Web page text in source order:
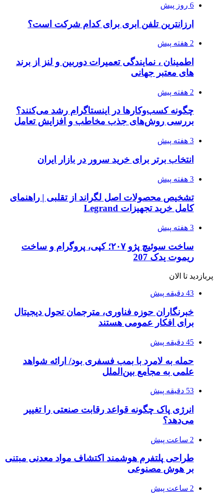
6 روز پیش
ارزانترین تلفن ابری برای کدام شرکت است؟
2 هفته پیش
اطمینان ، نمایندگی تعمیرات دوربین و لنز از برند
های معتبر جهانی
2 هفته پیش
چگونه کسب‌وکارها در اینستاگرام رشد می‌کنند؟
بررسی روش‌های جذب مخاطب و افزایش تعامل
3 هفته پیش
انتخاب برتر برای خرید سرور در بازار ایران
3 هفته پیش
تشخیص محصولات اصل لگراند از تقلبی | راهنمای
کامل خرید تجهیزات Legrand
3 هفته پیش
ساخت سوئیچ پژو ۲۰۷؛ کپی، پروگرام و ساخت
ریموت یدک 207
پربازدید تا الان
43 دقیقه پیش
خبرنگاران حوزه فناوری، مترجمان تحول دیجیتال
برای افکار عمومی هستند
45 دقیقه پیش
حمله به لامرد با بمب فسفری بود/ ارائه شواهد
علمی به مجامع بین‌الملل
53 دقیقه پیش
انرژی پاک چگونه قواعد رقابت صنعتی را تغییر
می‌دهد؟
2 ساعت پیش
طراحی پلتفرم هوشمند اکتشاف مواد معدنی مبتنی
بر هوش مصنوعی
2 ساعت پیش